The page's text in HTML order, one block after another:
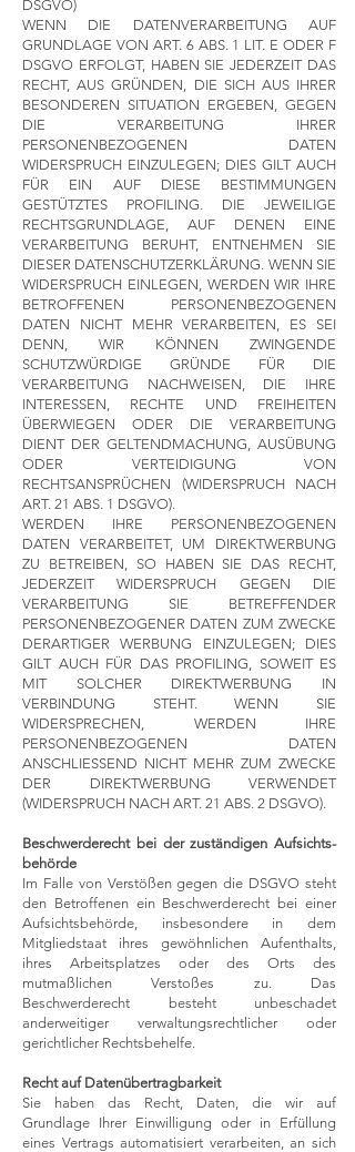
DSGVO)
WENN DIE DATENVERARBEITUNG AUF
GRUNDLAGE VON ART. 6 ABS. 1 LIT. E ODER F
DSGVO ERFOLGT, HABEN SIE JEDERZEIT DAS
RECHT, AUS GRÜNDEN, DIE SICH AUS IHRER
BESONDEREN SITUATION ERGEBEN, GEGEN
DIE VERARBEITUNG IHRER
PERSONENBEZOGENEN DATEN
WIDERSPRUCH EINZULEGEN; DIES GILT AUCH
FÜR EIN AUF DIESE BESTIMMUNGEN
GESTÜTZTES PROFILING. DIE JEWEILIGE
RECHTSGRUNDLAGE, AUF DENEN EINE
VERARBEITUNG BERUHT, ENTNEHMEN SIE
DIESER DATENSCHUTZERKLÄRUNG. WENN SIE
WIDERSPRUCH EINLEGEN, WERDEN WIR IHRE
BETROFFENEN PERSONENBEZOGENEN
DATEN NICHT MEHR VERARBEITEN, ES SEI
DENN, WIR KÖNNEN ZWINGENDE
SCHUTZWÜRDIGE GRÜNDE FÜR DIE
VERARBEITUNG NACHWEISEN, DIE IHRE
INTERESSEN, RECHTE UND FREIHEITEN
ÜBERWIEGEN ODER DIE VERARBEITUNG
DIENT DER GELTENDMACHUNG, AUSÜBUNG
ODER VERTEIDIGUNG VON
RECHTSANSPRÜCHEN (WIDERSPRUCH NACH
ART. 21 ABS. 1 DSGVO).
WERDEN IHRE PERSONENBEZOGENEN
DATEN VERARBEITET, UM DIREKTWERBUNG
ZU BETREIBEN, SO HABEN SIE DAS RECHT,
JEDERZEIT WIDERSPRUCH GEGEN DIE
VERARBEITUNG SIE BETREFFENDER
PERSONENBEZOGENER DATEN ZUM ZWECKE
DERARTIGER WERBUNG EINZULEGEN; DIES
GILT AUCH FÜR DAS PROFILING, SOWEIT ES
MIT SOLCHER DIREKTWERBUNG IN
VERBINDUNG STEHT. WENN SIE
WIDERSPRECHEN, WERDEN IHRE
PERSONENBEZOGENEN DATEN
ANSCHLIESSEND NICHT MEHR ZUM ZWECKE
DER DIREKTWERBUNG VERWENDET
(WIDERSPRUCH NACH ART. 21 ABS. 2 DSGVO).
Beschwerde­recht bei der zuständigen Aufsichts­
behörde
Im Falle von Verstößen gegen die DSGVO steht
den Betroffenen ein Beschwerderecht bei einer
Aufsichtsbehörde, insbesondere in dem
Mitgliedstaat ihres gewöhnlichen Aufenthalts,
ihres Arbeitsplatzes oder des Orts des
mutmaßlichen Verstoßes zu. Das
Beschwerderecht besteht unbeschadet
anderweitiger verwaltungsrechtlicher oder
gerichtlicher Rechtsbehelfe.
Recht auf Daten­übertrag­barkeit
Sie haben das Recht, Daten, die wir auf
Grundlage Ihrer Einwilligung oder in Erfüllung
eines Vertrags automatisiert verarbeiten, an sich